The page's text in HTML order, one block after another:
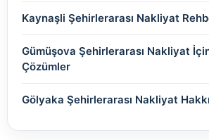
Kaynaşli Şehirlerarası Nakliyat
Gümüşova Şehirlerarası Nakliyat
Çözümler
Gölyaka Şehirlerarası Nakliyat